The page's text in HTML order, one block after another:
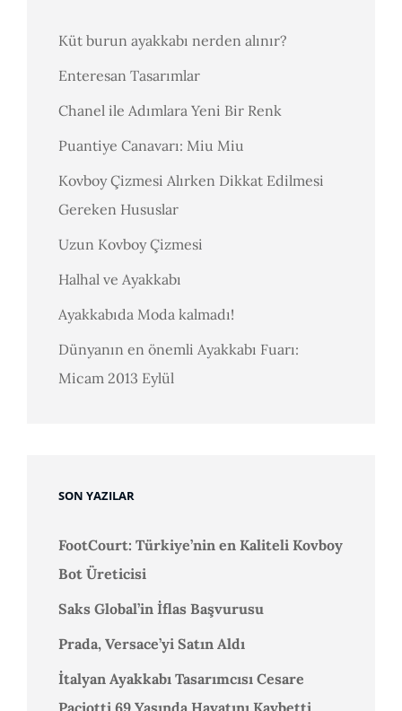
Küt burun ayakkabı nerden alınır?
Enteresan Tasarımlar
Chanel ile Adımlara Yeni Bir Renk
Puantiye Canavarı: Miu Miu
Kovboy Çizmesi Alırken Dikkat Edilmesi
Gereken Hususlar
Uzun Kovboy Çizmesi
Halhal ve Ayakkabı
Ayakkabıda Moda kalmadı!
Dünyanın en önemli Ayakkabı Fuarı:
Micam 2013 Eylül
SON YAZILAR
FootCourt: Türkiye’nin en Kaliteli Kovboy
Bot Üreticisi
Saks Global’in İflas Başvurusu
Prada, Versace’yi Satın Aldı
İtalyan Ayakkabı Tasarımcısı Cesare
Paciotti 69 Yaşında Hayatını Kaybetti